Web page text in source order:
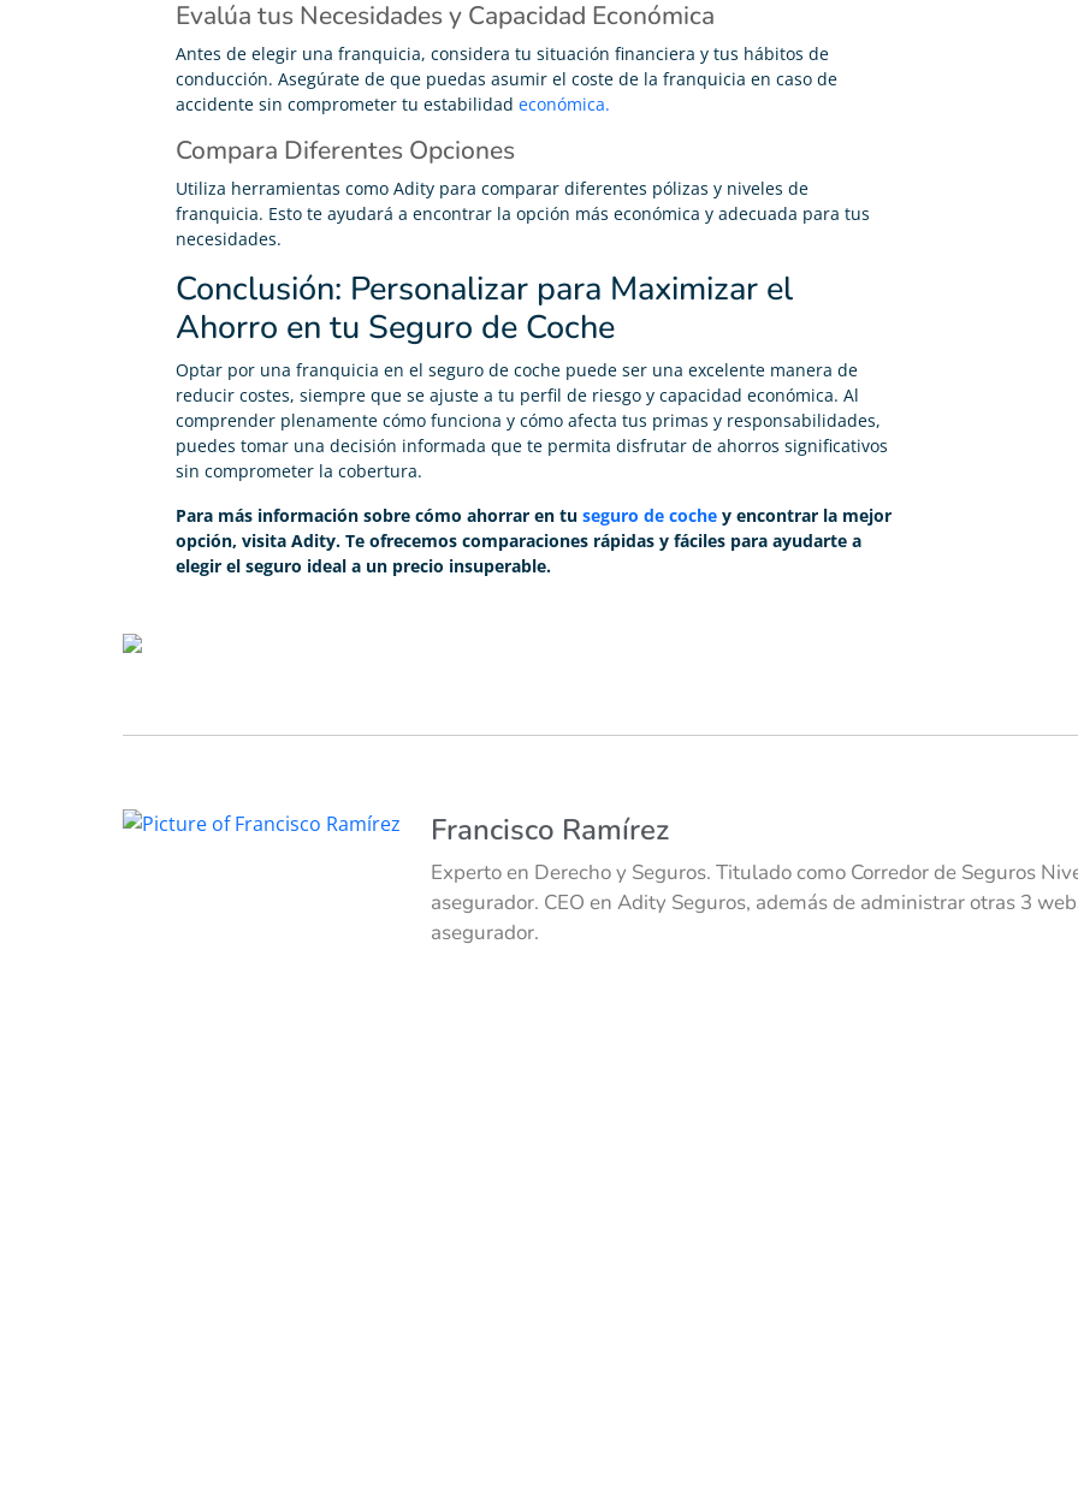
Evalúa tus Necesidades y Capacidad Económica
Antes de elegir una franquicia, considera tu situación financiera y tus hábitos de
conducción. Asegúrate de que puedas asumir el coste de la franquicia en caso de
accidente sin comprometer tu estabilidad económica.
Compara Diferentes Opciones
Utiliza herramientas como Adity para comparar diferentes pólizas y niveles de
franquicia. Esto te ayudará a encontrar la opción más económica y adecuada para tus
necesidades.
Conclusión: Personalizar para Maximizar el
Ahorro en tu Seguro de Coche
Optar por una franquicia en el seguro de coche puede ser una excelente manera de
reducir costes, siempre que se ajuste a tu perfil de riesgo y capacidad económica. Al
comprender plenamente cómo funciona y cómo afecta tus primas y responsabilidades,
puedes tomar una decisión informada que te permita disfrutar de ahorros significativos
sin comprometer la cobertura.
Para más información sobre cómo ahorrar en tu seguro de coche y encontrar la mejor
opción, visita Adity. Te ofrecemos comparaciones rápidas y fáciles para ayudarte a
elegir el seguro ideal a un precio insuperable.
Francisco Ramírez
Experto en Derecho y Seguros. Titulado como Corredor de Seguros
asegurador. CEO en Adity Seguros, además de administrar otras 3
asegurador.